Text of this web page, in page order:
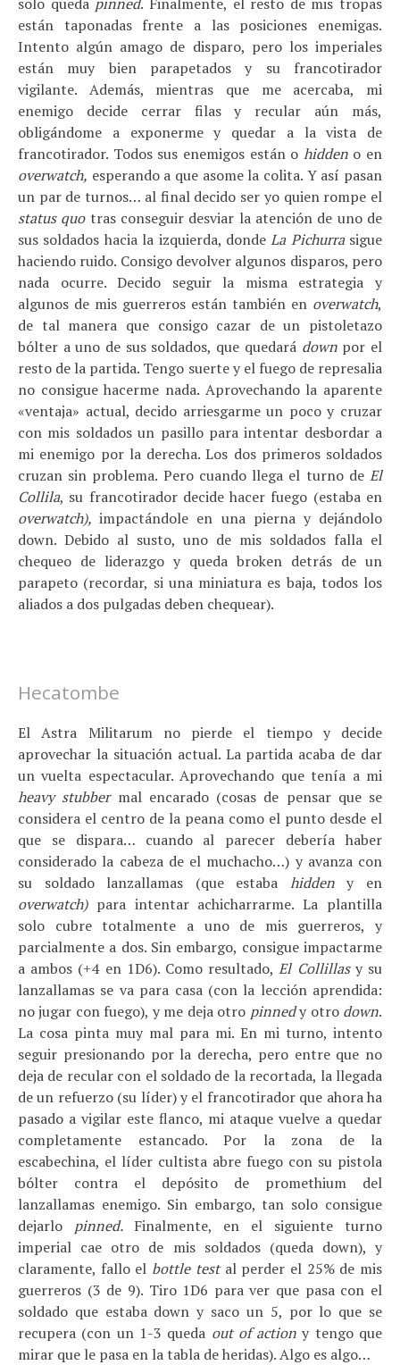
están taponadas frente a las posiciones enemigas.
Intento algún amago de disparo, pero los imperiales
están muy bien parapetados y su francotirador
vigilante. Además, mientras que me acercaba, mi
enemigo decide cerrar filas y recular aún más,
obligándome a exponerme y quedar a la vista de
francotirador. Todos sus enemigos están o hiddeno en
overwatch, esperando a que asome la colita. Y así pasan
un par de turnos… al final decido ser yo quien rompe el
status quotras conseguir desviar la atención de uno de
sus soldados hacia la izquierda, dondeLa Pichurrasigue
haciendo ruido. Consigo devolver algunos disparos, pero
nada ocurre. Decido seguir la misma estrategia y
algunos de mis guerreros están también en overwatch,
de tal manera que consigo cazar de un pistoletazo
bólter a uno de sus soldados, que quedará downpor el
resto de la partida. Tengo suerte y el fuego de represalia
no consigue hacerme nada. Aprovechando la aparente
«ventaja» actual, decido arriesgarme un poco y cruzar
con mis soldados un pasillo para intentar desbordar a
mi enemigo por la derecha. Los dos primeros soldados
cruzan sin problema. Pero cuando llega el turno de El
Collila, su francotirador decide hacer fuego (estaba en
overwatch),impactándole en una pierna y dejándolo
down. Debido al susto, uno de mis soldados falla el
chequeo de liderazgo y queda broken detrás de un
parapeto (recordar, si una miniatura es baja, todos los
aliados a dos pulgadas deben chequear).
Hecatombe
El Astra Militarum no pierde el tiempo y decide
aprovechar la situación actual. La partida acaba de dar
un vuelta espectacular. Aprovechando que tenía a mi
heavy stubbermal encarado (cosas de pensar que se
considera el centro de la peana como el punto desde el
que se dispara… cuando al parecer debería haber
considerado la cabeza de el muchacho…) y avanza con
su soldado lanzallamas (que estaba hiddeny en
overwatch) para intentar achicharrarme. La plantilla
solo cubre totalmente a uno de mis guerreros, y
parcialmente a dos. Sin embargo, consigue impactarme
a ambos (+4 en 1D6). Como resultado,El Collillasy su
lanzallamas se va para casa (con la lección aprendida:
no jugar con fuego), y me deja otro pinnedy otro down.
La cosa pinta muy mal para mi. En mi turno, intento
seguir presionando por la derecha, pero entre que no
deja de recular con el soldado de la recortada, la llegada
de un refuerzo (su líder) y el francotirador que ahora ha
pasado a vigilar este flanco, mi ataque vuelve a quedar
completamente estancado. Por la zona de la
escabechina, el líder cultista abre fuego con su pistola
bólter contra el depósito de promethium del
lanzallamas enemigo. Sin embargo, tan solo consigue
dejarlo pinned. Finalmente, en el siguiente turno
imperial cae otro de mis soldados (queda down), y
claramente, fallo el bottle testal perder el 25% de mis
guerreros (3 de 9). Tiro 1D6 para ver que pasa con el
soldado que estaba down y saco un 5, por lo que se
recupera (con un 1-3 queda out of action y tengo que
mirar que le pasa en la tabla de heridas). Algo es algo…